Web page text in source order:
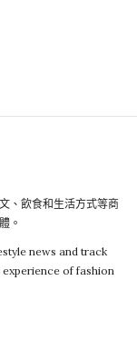
、飲食和生活方式等商
。
news and track
of fashion